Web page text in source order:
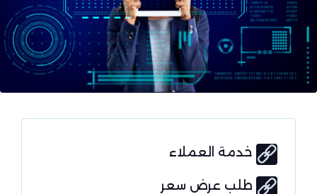
خدمة العملاء
طلب عرض سعر